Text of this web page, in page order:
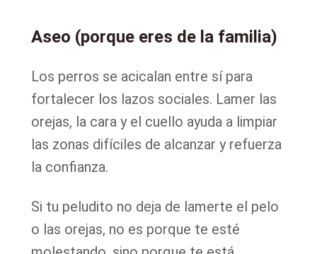
Aseo (porque eres de la familia)
Los perros se acicalan entre sí para
fortalecer los lazos sociales. Lamer las
orejas, la cara y el cuello ayuda a limpiar
las zonas difíciles de alcanzar y refuerza
la confianza.
Si tu peludito no deja de lamerte el pelo
o las orejas, no es porque te esté